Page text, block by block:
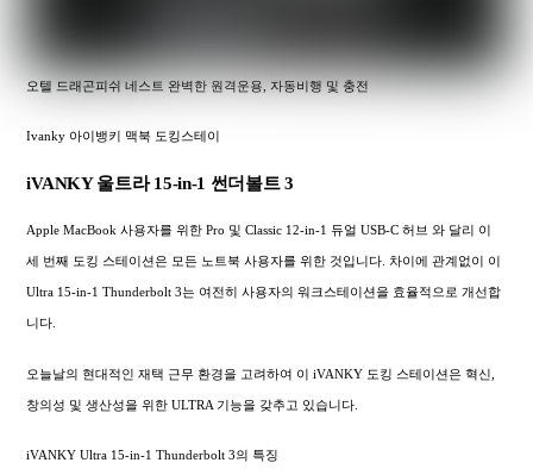
오텔 드래곤피쉬 네스트 완벽한 원격운용, 자동비행 및 충전
Ivanky 아이뱅키 맥북 도킹스테이
iVANKY 울트라 15-in-1 썬더볼트 3
Apple MacBook 사용자를 위한 Pro 및 Classic 12-in-1 듀얼 USB-C 허브 와 달리 이
세 번째 도킹 스테이션은 모든 노트북 사용자를 위한 것입니다. 차이에 관계없이 이
Ultra 15-in-1 Thunderbolt 3는 여전히 사용자의 워크스테이션을 효율적으로 개선합
니다.
오늘날의 현대적인 재택 근무 환경을 고려하여 이 iVANKY 도킹 스테이션은 혁신,
창의성 및 생산성을 위한 ULTRA 기능을 갖추고 있습니다.
iVANKY Ultra 15-in-1 Thunderbolt 3의 특징